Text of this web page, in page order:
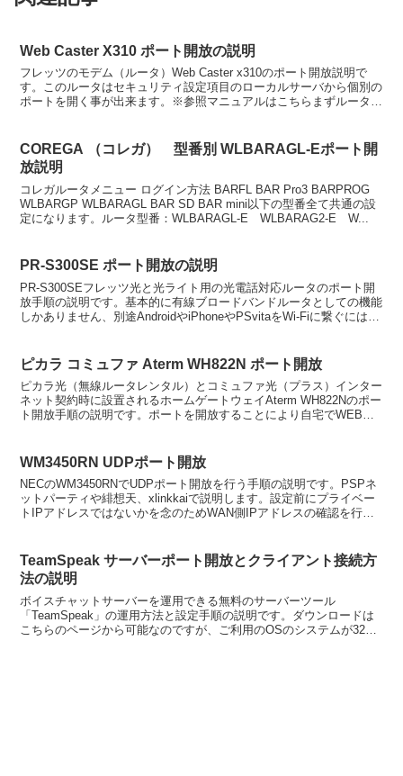
Web Caster X310 ポート開放の説明
フレッツのモデム（ルータ）Web Caster x310のポート開放説明で
す。このルータはセキュリティ設定項目のローカルサーバから個別の
ポートを開く事が出来ます。※参照マニュアルはこちらまずルータ設
COREGA （コレガ） 型番別 WLBARAGL-Eポート開
放説明
コレガルータメニュー ログイン方法 BARFL BAR Pro3 BARPROG
WLBARGP WLBARAGL BAR SD BAR mini以下の型番全て共通の設
定になります。ルータ型番：WLBARAGL-E WLBARAG2-E W...
PR-S300SE ポート開放の説明
PR-S300SEフレッツ光と光ライト用の光電話対応ルータのポート開
放手順の説明です。基本的に有線ブロードバンドルータとしての機能
しかありません、別途AndroidやiPhoneやPSvitaをWi-Fiに繋ぐには機
ピカラ コミュファ Aterm WH822N ポート開放
ピカラ光（無線ルータレンタル）とコミュファ光（プラス）インター
ネット契約時に設置されるホームゲートウェイAterm WH822Nのポー
ト開放手順の説明です。ポートを開放することにより自宅でWEBサ
WM3450RN UDPポート開放
NECのWM3450RNでUDPポート開放を行う手順の説明です。PSPネ
ットパーティや緋想天、xlinkkaiで説明します。設定前にプライベー
トIPアドレスではないかを念のためWAN側IPアドレスの確認を行な
TeamSpeak サーバーポート開放とクライアント接続方
法の説明
ボイスチャットサーバーを運用できる無料のサーバーツール
「TeamSpeak」の運用方法と設定手順の説明です。ダウンロードは
こちらのページから可能なのですが、ご利用のOSのシステムが32bit